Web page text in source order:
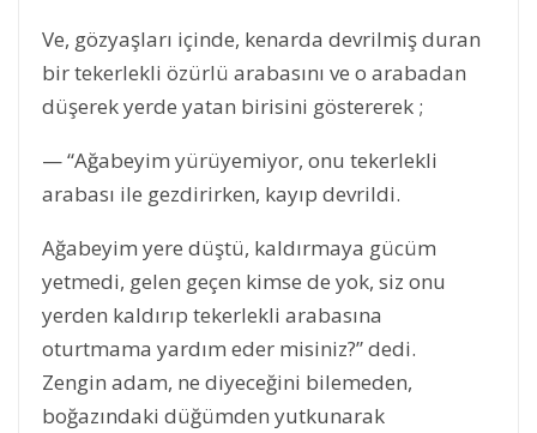
Ve, gözyaşları içinde, kenarda devrilmiş duran
bir tekerlekli özürlü arabasını ve o arabadan
düşerek yerde yatan birisini göstererek ;
— “Ağabeyim yürüyemiyor, onu tekerlekli
arabası ile gezdirirken, kayıp devrildi.
Ağabeyim yere düştü, kaldırmaya gücüm
yetmedi, gelen geçen kimse de yok, siz onu
yerden kaldırıp tekerlekli arabasına
oturtmama yardım eder misiniz?” dedi.
Zengin adam, ne diyeceğini bilemeden,
boğazındaki düğümden yutkunarak